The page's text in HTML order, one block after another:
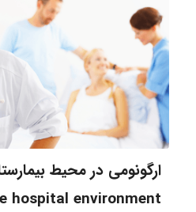
hospital environment)